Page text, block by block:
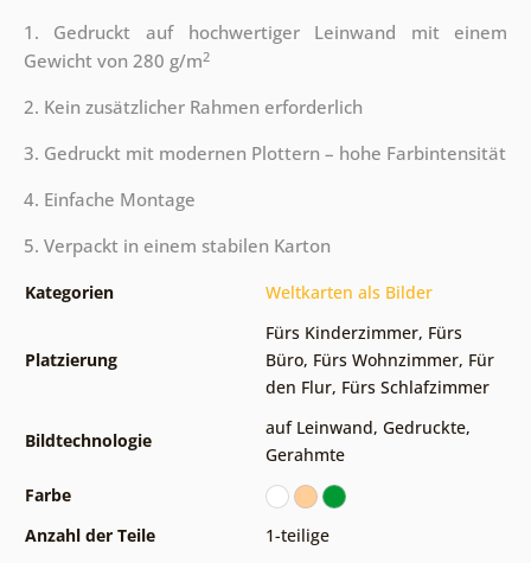
1. Gedruckt auf hochwertiger Leinwand mit einem
Gewicht von 280 g/m2
2. Kein zusätzlicher Rahmen erforderlich
3. Gedruckt mit modernen Plottern – hohe Farbintensität
4. Einfache Montage
5. Verpackt in einem stabilen Karton
Kategorien Weltkarten als Bilder
Platzierung
Fürs Kinderzimmer, Fürs
Büro, Fürs Wohnzimmer, Für
den Flur, Fürs Schlafzimmer
Bildtechnologie
auf Leinwand, Gedruckte,
Gerahmte
Farbe
Anzahl der Teile
1-teilige